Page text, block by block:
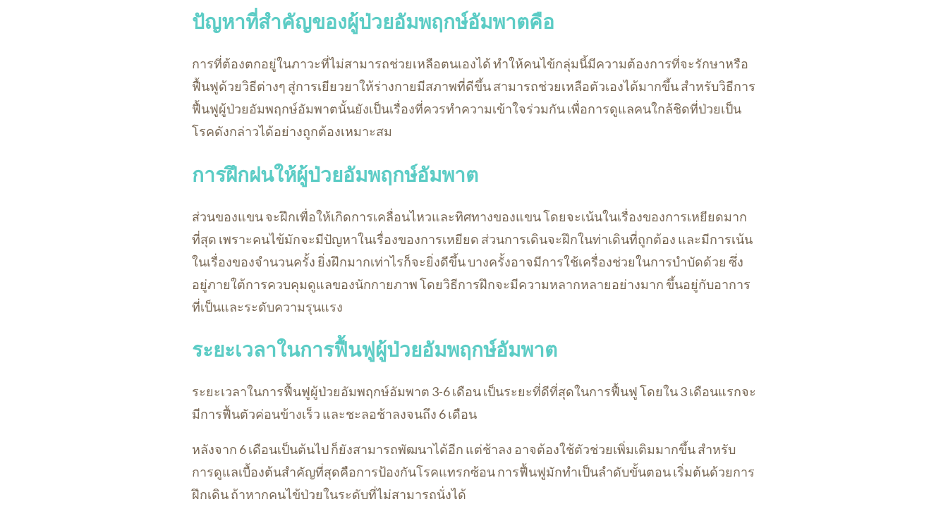
ปัญหาที่สำคัญของผู้ป่วยอัมพฤกษ์อัมพาตคือ
การที่ต้องตกอยู่ในภาวะที่ไม่สามารถช่วยเหลือตนเองได้ ทำให้คนไข้กลุ่มนี้มีความต้องการที่จะรักษาหรือ
ฟื้นฟูด้วยวิธีต่างๆ สู่การเยียวยาให้ร่างกายมีสภาพที่ดีขึ้น สามารถช่วยเหลือตัวเองได้มากขึ้น สำหรับวิธีการ
ฟื้นฟูผู้ป่วยอัมพฤกษ์อัมพาตนั้นยังเป็นเรื่องที่ควรทำความเข้าใจร่วมกัน เพื่อการดูแลคนใกล้ชิดที่ป่วยเป็น
โรคดังกล่าวได้อย่างถูกต้องเหมาะสม
การฝึกฝนให้ผู้ป่วยอัมพฤกษ์อัมพาต
ส่วนของแขน จะฝึกเพื่อให้เกิดการเคลื่อนไหวและทิศทางของแขน โดยจะเน้นในเรื่องของการเหยียดมาก
ที่สุด เพราะคนไข้มักจะมีปัญหาในเรื่องของการเหยียด ส่วนการเดินจะฝึกในท่าเดินที่ถูกต้อง และมีการเน้น
ในเรื่องของจำนวนครั้ง ยิ่งฝึกมากเท่าไรก็จะยิ่งดีขึ้น บางครั้งอาจมีการใช้เครื่องช่วยในการบำบัดด้วย ซึ่ง
อยู่ภายใต้การควบคุมดูแลของนักกายภาพ โดยวิธีการฝึกจะมีความหลากหลายอย่างมาก ขึ้นอยู่กับอาการ
ที่เป็นและระดับความรุนแรง
ระยะเวลาในการฟื้นฟูผู้ป่วยอัมพฤกษ์อัมพาต
ระยะเวลาในการฟื้นฟูผู้ป่วยอัมพฤกษ์อัมพาต 3-6 เดือน เป็นระยะที่ดีที่สุดในการฟื้นฟู โดยใน 3 เดือนแรกจะ
มีการฟื้นตัวค่อนข้างเร็ว และชะลอช้าลงจนถึง 6 เดือน
หลังจาก 6 เดือนเป็นต้นไป ก็ยังสามารถพัฒนาได้อีก แต่ช้าลง อาจต้องใช้ตัวช่วยเพิ่มเติมมากขึ้น สำหรับ
การดูแลเบื้องต้นสำคัญที่สุดคือการป้องกันโรคแทรกซ้อน การฟื้นฟูมักทำเป็นลำดับขั้นตอน เริ่มต้นด้วยการ
ฝึกเดิน ถ้าหากคนไข้ป่วยในระดับที่ไม่สามารถนั่งได้